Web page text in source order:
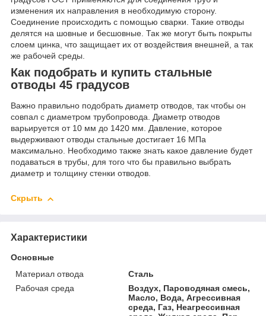
изменения их направления в необходимую сторону.
Соединение происходить с помощью сварки. Такие отводы
делятся на шовные и бесшовные. Так же могут быть покрыты
слоем цинка, что защищает их от воздействия внешней, а так
же рабочей среды.
Как подобрать и купить стальные
отводы 45 градусов
Важно правильно подобрать диаметр отводов, так чтобы он
совпал с диаметром трубопровода. Диаметр отводов
варьируется от 10 мм до 1420 мм. Давление, которое
выдерживают отводы стальные достигает 16 МПа
максимально. Необходимо также знать какое давление будет
подаваться в трубы, для того что бы правильно выбрать
диаметр и толщину стенки отводов.
Скрыть
Характеристики
Основные
Материал отвода
Сталь
Рабочая среда
Воздух, Пароводяная смесь,
Масло, Вода, Агрессивная
среда, Газ, Неагрессивная